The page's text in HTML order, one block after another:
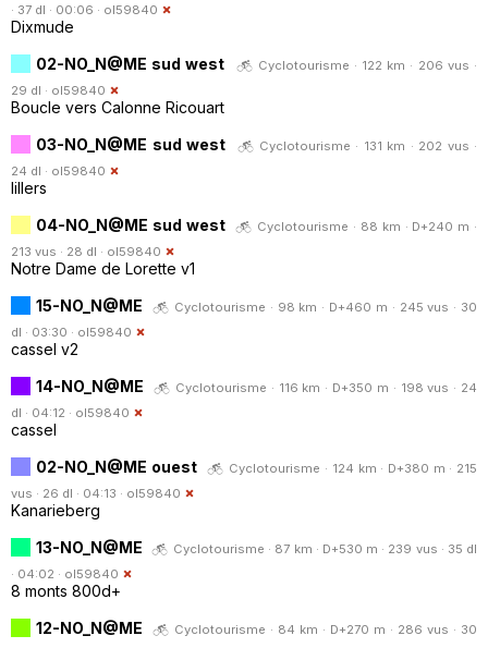
· 37 dl · 00:06 · ol59840
Dixmude
02-NO_N@ME sud west
Cyclotourisme · 122 km · 206 vus ·
29 dl · ol59840
Boucle vers Calonne Ricouart
03-NO_N@ME sud west
Cyclotourisme · 131 km · 202 vus ·
24 dl · ol59840
lillers
04-NO_N@ME sud west
Cyclotourisme · 88 km · D+240 m ·
213 vus · 28 dl · ol59840
Notre Dame de Lorette v1
15-NO_N@ME
Cyclotourisme · 98 km · D+460 m · 245 vus · 30
dl · 03:30 · ol59840
cassel v2
14-NO_N@ME
Cyclotourisme · 116 km · D+350 m · 198 vus · 24
dl · 04:12 · ol59840
cassel
02-NO_N@ME ouest
Cyclotourisme · 124 km · D+380 m · 215
vus · 26 dl · 04:13 · ol59840
Kanarieberg
13-NO_N@ME
Cyclotourisme · 87 km · D+530 m · 239 vus · 35 dl
· 04:02 · ol59840
8 monts 800d+
12-NO_N@ME
Cyclotourisme · 84 km · D+270 m · 286 vus · 30